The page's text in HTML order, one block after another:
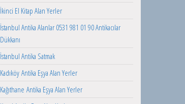
İkinci El Kitap Alan Yerler
İstanbul Antika Alanlar 0531 981 01 90 Antikacılar
Dükkanı
İstanbul Antika Satmak
Kadıköy Antika Eşya Alan Yerler
Kağıthane Antika Eşya Alan Yerler